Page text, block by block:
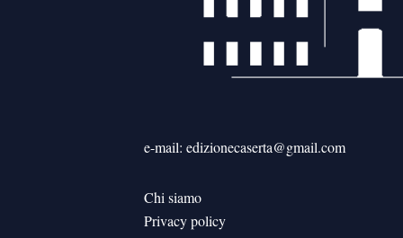
e-mail: edizionecaserta@gmail.com
Chi siamo
Privacy policy